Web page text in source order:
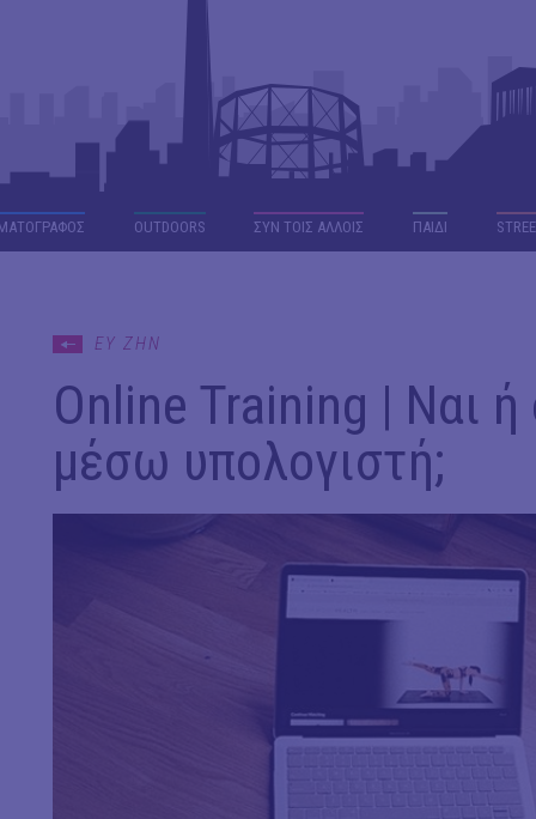
OUTDΟORS ΣΥΝ ΤΟΙΣ ΑΛΛΟΙΣ ΠΑΙΔΙ
ΕΥ ΖΗΝ
Online Training | Ναι ή
μέσω υπολογιστή;